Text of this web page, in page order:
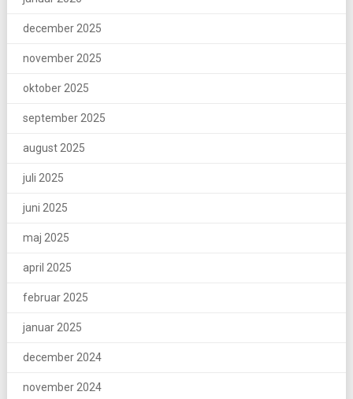
december 2025
november 2025
oktober 2025
september 2025
august 2025
juli 2025
juni 2025
maj 2025
april 2025
februar 2025
januar 2025
december 2024
november 2024